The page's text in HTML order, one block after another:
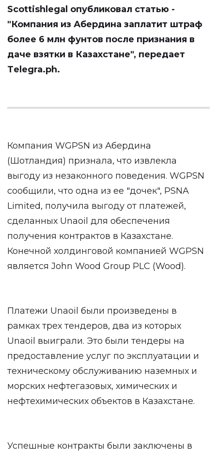
Scottishlegal опубликовал статью -
"Компания из Абердина заплатит штраф
более 6 млн фунтов после признания в
даче взятки в Казахстане", передает
Тelegra.ph.
Компания WGPSN из Абердина
(Шотландия) признала, что извлекла
выгоду из незаконного поведения. WGPSN
сообщили, что одна из ее "дочек", PSNA
Limited, получила выгоду от платежей,
сделанных Unaoil для обеспечения
получения контрактов в Казахстане.
Конечной холдинговой компанией WGPSN
является John Wood Group PLC (Wood).
Платежи Unaoil были произведены в
рамках трех тендеров, два из которых
Unaoil выиграли. Это были тендеры на
предоставление услуг по эксплуатации и
техническому обслуживанию наземных и
морских нефтегазовых, химических и
нефтехимических объектов в Казахстане.
Успешные контракты были заключены в